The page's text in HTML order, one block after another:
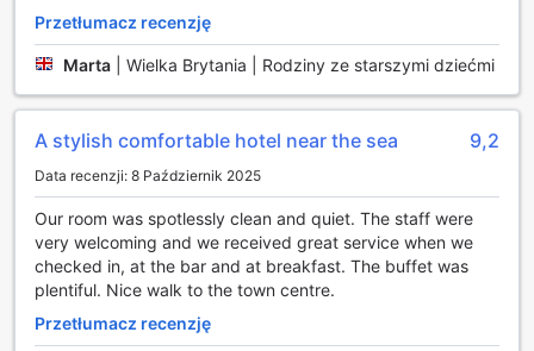
morza czy relaks na piasku. Holiday Inn Bournemouth to
doskonałe miejsce dla tych, którzy pragną połączyć
wypoczynek z aktywnością fizyczną.
Udogodnienia w Holiday Inn Bournemouth
Holiday Inn Bournemouth to idealne miejsce na
wypoczynek, które nie tylko zapewnia komfortowe
zakwaterowanie, ale także szereg udogodnień, które
sprawiają, że pobyt staje się jeszcze bardziej przyjemny.
Goście mogą korzystać z usługi prania i prasowania, w tym
szybkiej usługi czyszczenia na sucho, co jest szczególnie
wygodne dla tych, którzy podróżują służbowo lub planują
dłuższy pobyt. Dodatkowo, codzienne sprzątanie pokoi
gwarantuje, że każdy zakątek będzie zawsze świeży i
Przetłumacz recenzję
Marta Wielka Brytania | Rodziny ze starszymi dziećmi
A stylish comfortable hotel near the sea 9,2
Data recenzji: 8 Październik 2025
Our room was spotlessly clean and quiet. The staff were
very welcoming and we received great service when we
checked in, at the bar and at breakfast. The buffet was
plentiful. Nice walk to the town centre.
Przetłumacz recenzję